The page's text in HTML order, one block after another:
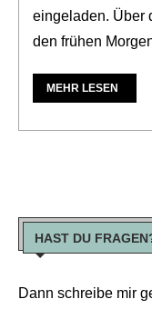
eingeladen. Über
den frühen
MEHR LESEN
HAST DU
Dann schreibe mir